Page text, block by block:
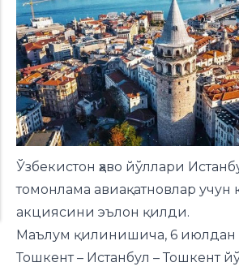
Ўзбекистон ҳаво йўллари
томонлама авиақатновлар учун
акциясини эълон қилди.
Маълум қилинишича, 6 июлдан
Тошкент – Истанбул – Тошкент